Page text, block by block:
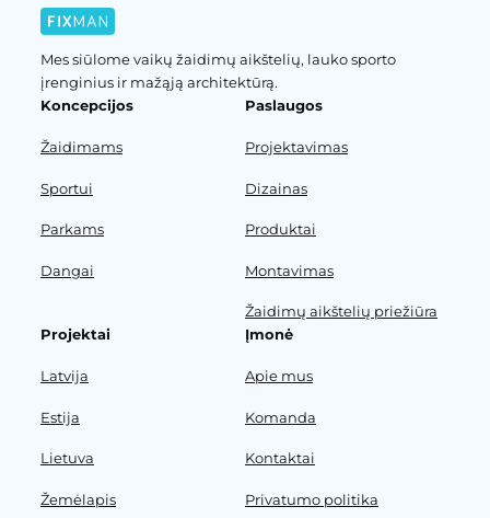
Mes siūlome vaikų žaidimų aikštelių, lauko sporto
įrenginius ir mažąją architektūrą.
Koncepcijos
Žaidimams
Sportui
Parkams
Dangai
Paslaugos
Projektavimas
Dizainas
Produktai
Montavimas
Žaidimų aikštelių priežiūra
Projektai
Latvija
Estija
Lietuva
Žemėlapis
Įmonė
Apie mus
Komanda
Kontaktai
Privatumo politika